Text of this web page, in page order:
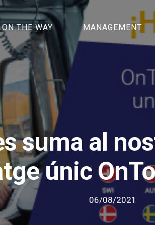
ON THE WAY MANAGEMENT
suma al
únic
06/08/2021